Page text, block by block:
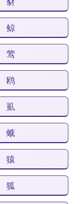
鲸
莺
鸥
虱
蛾
猿
狐